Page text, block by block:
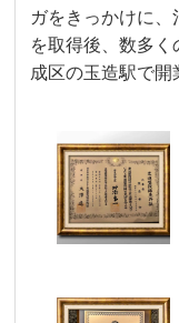
ガをきっかけに、
を取得後、数多
成区の玉造駅で開